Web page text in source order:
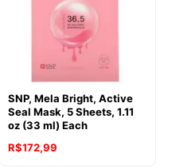
SNP, Mela Bright, Active
Seal Mask, 5 Sheets, 1.11
oz (33 ml) Each
R$172,99